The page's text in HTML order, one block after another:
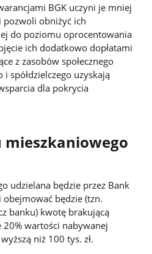
BGK uczyni je mniej
obniżyć ich
do poziomu oprocentowania
ich dodatkowo dopłatami
z zasobów społecznego
spółdzielczego uzyskają
dla pokrycia
udzielana będzie przez Bank
będzie (tzn.
banku) kwotę brakującą
wartości nabywanej
niż 100 tys. zł.